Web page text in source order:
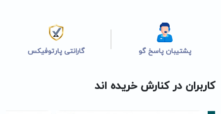
پشتیبان پاسخ گو گارانتی پارتوفیکس
کاربران در کنارش خریده اند